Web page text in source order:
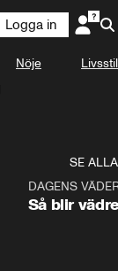
Logga in
Nöje Livsstil
SE ALLA
DAGENS
Så blir